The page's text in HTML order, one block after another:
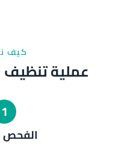
كيف
عملية تنظيف
1
الفحص